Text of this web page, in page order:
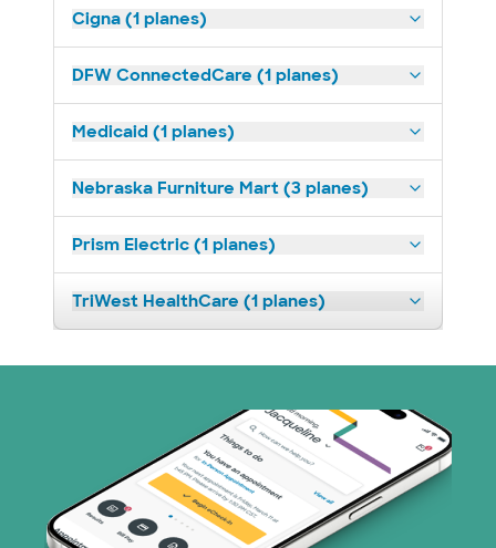
Cigna (1 planes)
DFW ConnectedCare (1 planes)
Medicaid (1 planes)
Nebraska Furniture Mart (3 planes)
Prism Electric (1 planes)
TriWest HealthCare (1 planes)